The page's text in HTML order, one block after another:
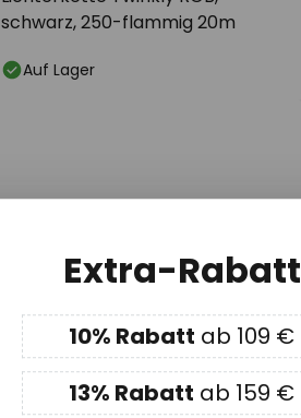
schwarz, 250-flammig 20m
Auf Lager
Extra-Rabatt
10% Rabatt ab 109 €
13% Rabatt ab 159 €